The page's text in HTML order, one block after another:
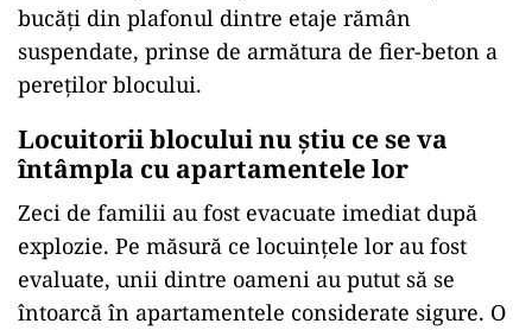
bucăți din plafonul dintre etaje rămân
suspendate, prinse de armătura de fier-beton a
pereților blocului.
Locuitorii blocului nu știu ce se va
întâmpla cu apartamentele lor
Zeci de familii au fost evacuate imediat după
explozie. Pe măsură ce locuințele lor au fost
evaluate, unii dintre oameni au putut să se
întoarcă în apartamentele considerate sigure. O